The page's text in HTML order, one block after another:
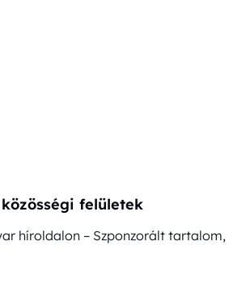
felületek
híroldalon – Szponzorált tartalom,